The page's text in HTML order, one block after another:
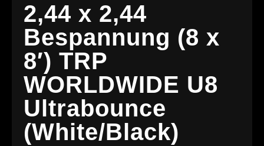
2,44 x 2,44
Bespannung (8 x
8′) TRP
WORLDWIDE U8
Ultrabounce
(White/Black)